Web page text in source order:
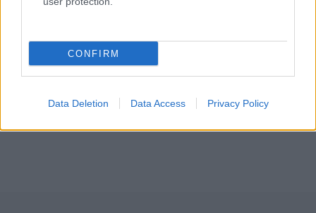
CONFIRM
Data Deletion Data Access Privacy Policy
Tags
Χριστούγεννα